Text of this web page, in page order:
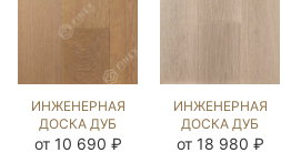
ИНЖЕНЕРНАЯ
ДОСКА ДУБ
REGENT
от 10 690 ₽
ИНЖЕНЕРНАЯ
ДОСКА ДУБ
МИЛТА
от 18 980 ₽